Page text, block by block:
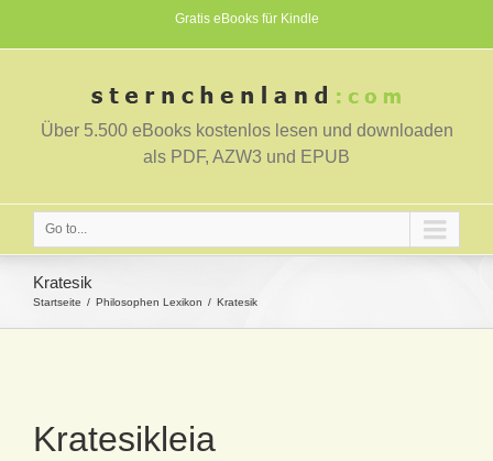
Gratis eBooks für Kindle
Über 5.500 eBooks kostenlos lesen und downloaden
als PDF, AZW3 und EPUB
Go to...
Kratesik
Startseite Philosophen Lexikon Kratesik
Kratesikleia